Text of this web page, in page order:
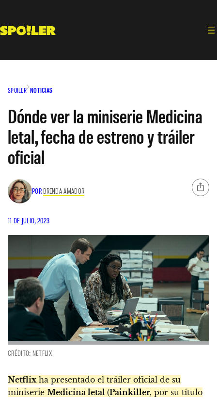
contenido
SPOILER NOTICIAS
Dónde ver la miniserie Medicina
letal, fecha de estreno y tráiler
oficial
POR BRENDA AMADOR
11 DE JULIO, 2023
CRÉDITO: NETFLIX
Netflixha presentado el tráiler oficial de su
miniserie Medicina letal (Painkiller, por su título